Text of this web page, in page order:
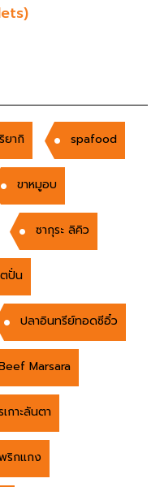
ยากิ spafood
ขาหมูอบ
ซากุระ ลิคิว
ปั่น
ปลาอินทรีย์ทอดซีอิ๋ว
Marsara
กาะลันตา
ริกแกง